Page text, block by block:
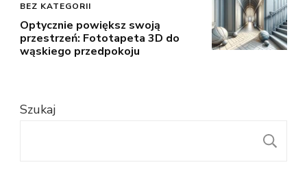
BEZ KATEGORII
Optycznie powiększ swoją
przestrzeń: Fototapeta 3D do
wąskiego przedpokoju
Szukaj